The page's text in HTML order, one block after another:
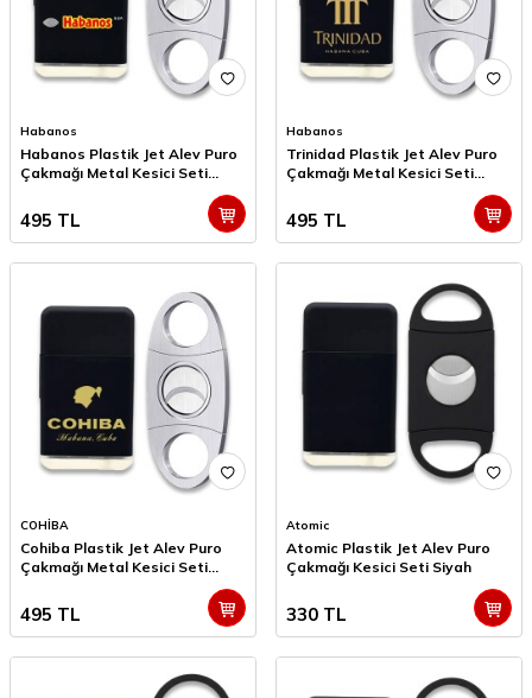
Habanos
Habanos Plastik Jet Alev Puro
Çakmağı Metal Kesici Seti
495 TL
Habanos
Trinidad Plastik Jet Alev Puro
Çakmağı Metal Kesici Seti
495 TL
COHİBA
Cohiba Plastik Jet Alev Puro
Çakmağı Metal Kesici Seti
495 TL
Atomic
Atomic Plastik Jet Alev Puro
Çakmağı Kesici Seti Siyah
330 TL